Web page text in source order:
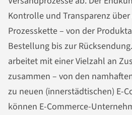
Kontrolle und Transparenz
Prozesskette – von der
Bestellung bis zur
arbeitet mit einer Vielzahl an
zusammen – von den
zu neuen (innerstädtischen) E-
können E-Commerce-